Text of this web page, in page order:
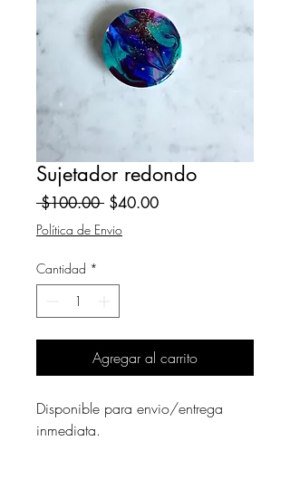
Sujetador redondo
$100.00 Precio
$40.00Precio
Política de Envio
Cantidad *
Agregar al carrito
Disponible para envio/entrega
inmediata.